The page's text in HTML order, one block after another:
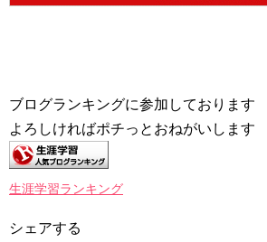
ブログランキングに参加しております
よろしければポチっとおねがいします
生涯学習ランキング
シェアする